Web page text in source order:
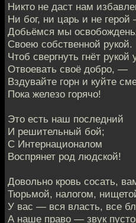
Никто не даст нам
Ни бог, ни царь и не
Добьёмся мы
Своею собственной рукой.
Чтоб свергнуть гнёт рукой
Отвоевать своё добро, —
Вздувайте горн и куйте
Пока железо горячо!
Это есть наш последний
И решительный бой;
С Интернационалом
Воспрянет род людской!
Довольно кровь сосать,
Тюрьмой, налогом,
У вас — вся власть, все
А наше право — звук